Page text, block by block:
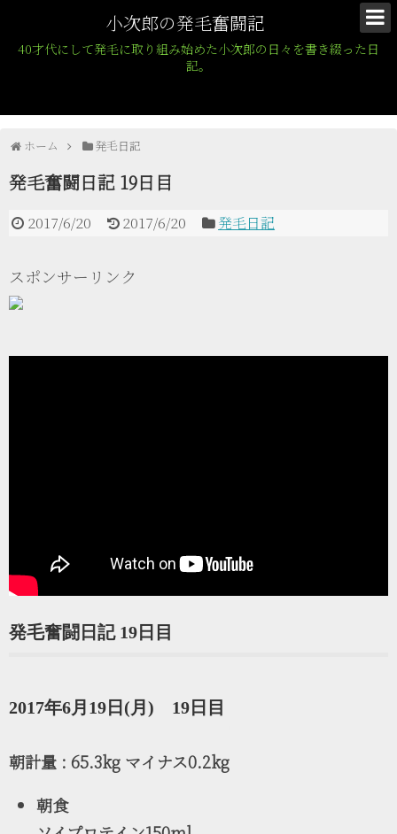
小次郎の発毛奮闘記
40才代にして発毛に取り組み始めた小次郎の日々を書き綴った日
記。
ホーム 発毛日記
発毛奮闘日記 19日目
2017/6/20 2017/6/20 発毛日記
スポンサーリンク
発毛奮闘日記 19日目
2017年6月19日(月) 19日目
朝計量 : 65.3kg マイナス0.2kg
朝食